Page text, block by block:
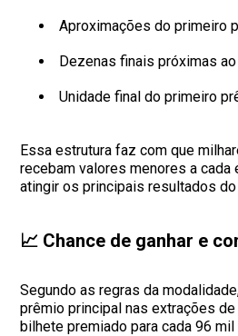
Aproximações do primeiro
Dezenas finais próximas
Unidade final do primeiro
Essa estrutura faz com que
recebam valores menores a cada
atingir os principais resultados do
📈 Chance de ganhar e
Segundo as regras da
prêmio principal nas extrações
bilhete premiado para cada 96